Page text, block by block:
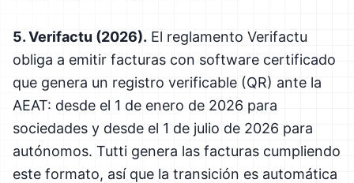
5. Verifactu (2026). El reglamento Verifactu
obliga a emitir facturas con software certificado
que genera un registro verificable (QR) ante la
AEAT: desde el 1 de enero de 2026 para
sociedades y desde el 1 de julio de 2026 para
autónomos. Tutti genera las facturas cumpliendo
este formato, así que la transición es automática